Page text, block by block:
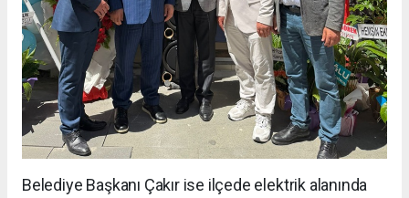
Belediye Başkanı Çakır ise ilçede elektrik alanında